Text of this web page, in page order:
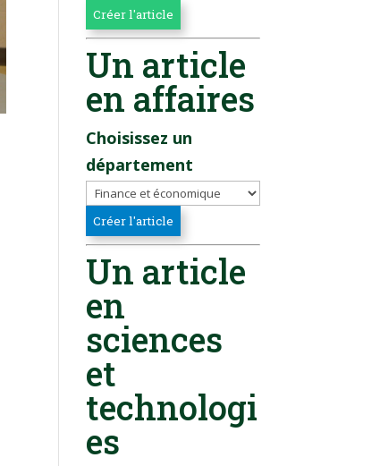
Un article
en affaires
Choisissez un
département
Un article
en
sciences
et
technologi
es